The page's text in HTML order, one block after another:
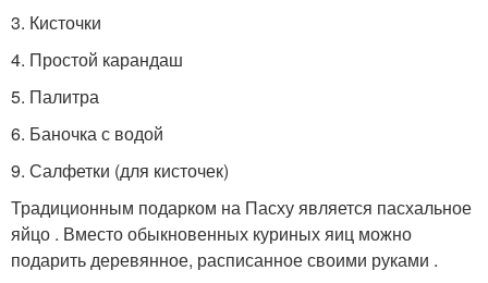
3. Кисточки
4. Простой карандаш
5. Палитра
6. Баночка с водой
9. Салфетки (для кисточек)
Традиционным подарком на Пасху является пасхальное
яйцо . Вместо обыкновенных куриных яиц можно
подарить деревянное, расписанное своими руками .